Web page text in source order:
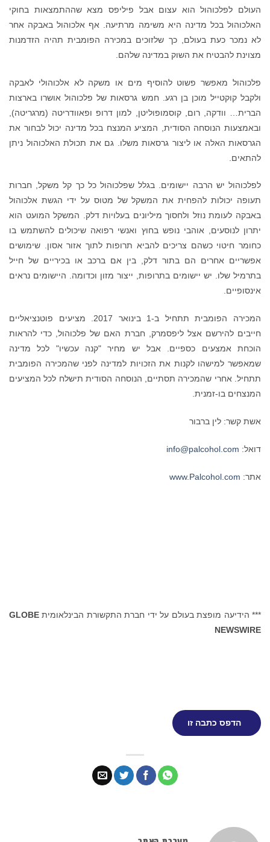
העולם לפלכוהול הוא עצום אבל פיליפס מצא שההתמצאות בחוקי
האלכוהול בכל מדינה היא משימה מרתיעה. אף אלכוהול באבקה אחר
לא נמכר כעת בעולם, כך שלזוכים במכירה הפומבית תהיה הזדמנות
מצוינת להבטיח את השוק במדינה שלהם.
פלכוהול מאפשר פשוט להוסיף מים או משקה לא אלכוהולי לאבקה
ולקבל קוקטייל מוכן בן רגע. חמש גרסאות של פלכוהול אושרו בארצות
הברית… וודקה, רום, קוסמופוליטן, למון דרופ ופאוודריטה (מרגריטה),
ובאמצעות הנוסחה הסודית, המציע המנצח בכל מדינה יכול לבחור את
הגרסאות האלה או ליצור גרסאות משלו. גם את תכולת האלכוהול ניתן
להתאים.
לפלכוהול יש הרבה יישומים. בגלל שפלכוהול כל כך קל משקל, חברות
תעופה יכולות להפחית את המשקל של מטוס על ידי הגשת אלכוהול
באבקה לעומת נוזל ולחסוך מיליונים בעלויות דלק. המשקל המועט הוא
יתרון לנוסעים, אוהבי נופש בחוץ ואנשי רפואה שיכולים להשתמש בו
כחומר חיטוי כשהם צריכים להביא תרופות לתוך אזור אסון. שימושים
אפשריים אחרים הם בתור דלק, בין אם ברכב או בכיריים של חייל
בתרמיל שלו. יש יישומים בתרופות, ייצור מזון וכדומה. היישומים נראים
אינסופיים.
המכירה הפומבית תתחיל ב-1 בינואר 2017. מציעים פוטנציאליים
חייבים להירשם אצל ליפסמרק, חברת האם של פלכוהול, כדי להראות
הוכחת אמצעים כספיים. אבל יש מחיר "קנה עכשיו" לכל מדינה
שמאפשר למישהו לקנות את הזכויות למדינה לפני שהמכירה הפומבית
תתחיל. אחרי שהמכירה תסתיים, הנוסחה הסודית תישלח לכל המציעים
המנצחים בו-זמנית.
אשת קשר: לין ברבור
דואל: info@palcohol.com
אתר: www.Palcohol.com
*** הידיעה מופצת בעולם על ידי חברת התקשורת הבינלאומית GLOBE
NEWSWIRE
הדפס כתבה זו